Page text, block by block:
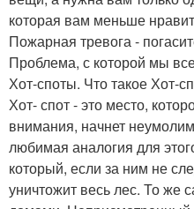
которая вам меньше
Пожарная тревога -
Проблема, с которой мы
Хот-споты. Что такое Хот-
Хот- спот - это место,
внимания, начнет
любимая аналогия для
который, если за ним не
уничтожит весь лес. То же